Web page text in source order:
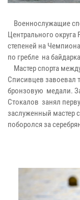
Военнослужащие
Центрального
степеней на
по гребле на
Мастер спорта
Списивцев завоевал
бронзовую медали.
Стокалов занял
заслуженный мастер
поборолся за